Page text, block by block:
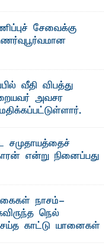
சேவைக்கு
வீதி விபத்து
அவசர
சமுதாயத்தைச்
என்று நினைப்பது
நாசம்-
நெல்
காட்டு யானைகள்